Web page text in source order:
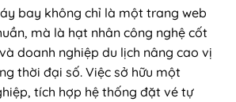
bay không chỉ là một trang web
mà là hạt nhân công nghệ cốt
doanh nghiệp du lịch nâng cao vị
thời đại số. Việc sở hữu một
tích hợp hệ thống đặt vé tự